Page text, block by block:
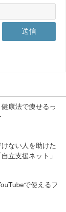
康法で痩せるっ
ない人を助けた
立支援ネット」
で使えるフ